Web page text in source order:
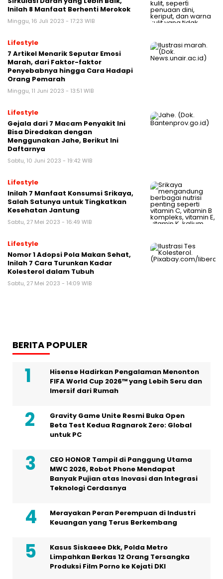
Inilah 8 Manfaat Berhenti Merokok
Minggu, 16 Juli 2023 - 17:23 WIB
Lifestyle
7 Artikel Menarik Seputar Emosi
Marah, dari Faktor-faktor
Penyebabnya hingga Cara Hadapi
Orang Pemarah
Minggu, 11 Juni 2023 - 13:51 WIB
Lifestyle
Gejala dari 7 Macam Penyakit Ini
Bisa Diredakan dengan
Menggunakan Jahe, Berikut Ini
Daftarnya
Sabtu, 10 Juni 2023 - 19:42 WIB
Lifestyle
Inilah 7 Manfaat Konsumsi Srikaya,
Salah Satunya untuk Tingkatkan
Kesehatan Jantung
Sabtu, 27 Mei 2023 - 16:49 WIB
Lifestyle
Nomor 1 Adopsi Pola Makan Sehat,
Inilah 7 Cara Turunkan Kadar
Kolesterol dalam Tubuh
Sabtu, 27 Mei 2023 - 14:09 WIB
BERITA POPULER
Hisense Hadirkan Pengalaman Menonton
FIFA World Cup 2026™ yang Lebih Seru dan
Imersif dari Rumah
Gravity Game Unite Resmi Buka Open
Beta Test Kedua Ragnarok Zero: Global
untuk PC
CEO HONOR Tampil di Panggung Utama
MWC 2026, Robot Phone Mendapat
Banyak Pujian atas Inovasi dan Integrasi
Teknologi Cerdasnya
Merayakan Peran Perempuan di Industri
Keuangan yang Terus Berkembang
Kasus Siskaeee Dkk, Polda Metro
Limpahkan Berkas 12 Orang Tersangka
Produksi Film Porno ke Kejati DKI